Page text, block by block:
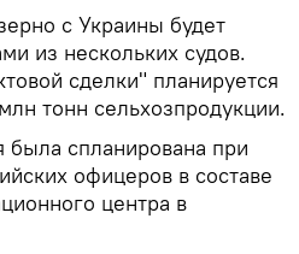
с Украины будет
из нескольких судов.
сделки" планируется
тонн сельхозпродукции.
была спланирована при
офицеров в составе
центра в